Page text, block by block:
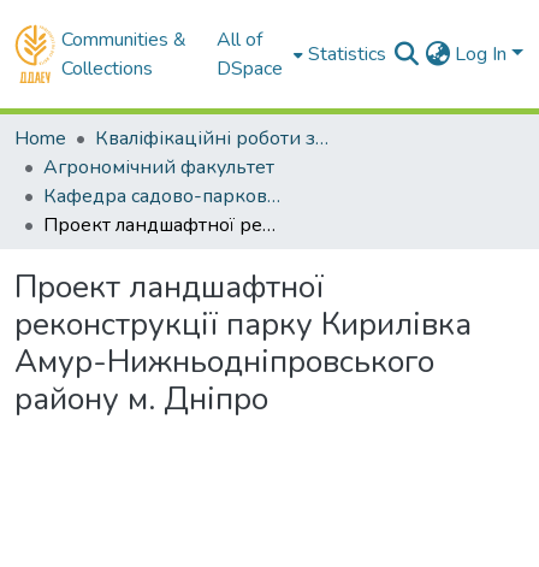
Communities &
Collections
All of
DSpace
Statistics Log In
Home
Кваліфікаційні роботи здобувачів вищої освіти
Агрономічний факультет
Кафедра садово-паркового мистецтва та ландшафтного дизайну. Магістри
Проект ландшафтної реконструкції парку Кирилівка Амур-Нижньодніпровського району м. Дніпро
Проект ландшафтної
реконструкції парку Кирилівка
Амур-Нижньодніпровського
району м. Дніпро